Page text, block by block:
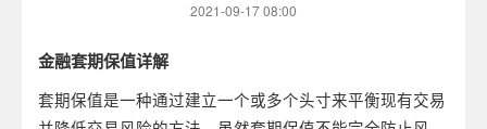
2021-09-17 08:00
金融套期保值详解
套期保值是一种通过建立一个或多个头寸来平衡现有交易